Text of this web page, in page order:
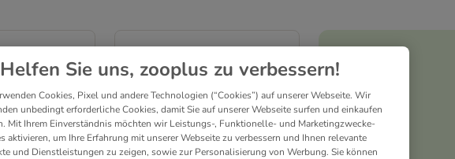
Helfen Sie uns, zooplus zu verbessern!
Cookies, Pixel und andere Technologien (“Cookies”) auf unserer Webseite. Wir
unbedingt erforderliche Cookies, damit Sie auf unserer Webseite surfen und einkaufen
Mit Ihrem Einverständnis möchten wir Leistungs-, Funktionelle- und Marketingzwecke-
aktivieren, um Ihre Erfahrung mit unserer Webseite zu verbessern und Ihnen relevante
und Dienstleistungen zu zeigen, sowie zur Personalisierung von Werbung. Sie können